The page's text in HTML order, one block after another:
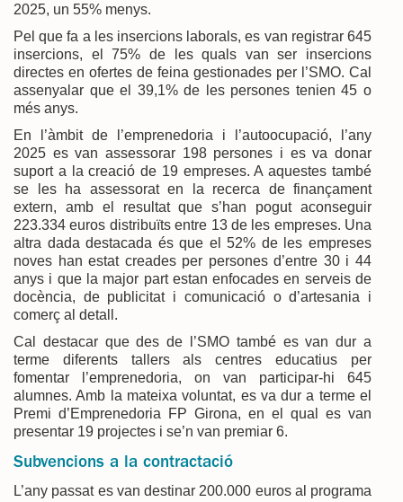
2025, un 55% menys.
Pel que fa a les insercions laborals, es van registrar 645
insercions, el 75% de les quals van ser insercions
directes en ofertes de feina gestionades per l’SMO. Cal
assenyalar que el 39,1% de les persones tenien 45 o
més anys.
En l’àmbit de l’emprenedoria i l’autoocupació, l’any
2025 es van assessorar 198 persones i es va donar
suport a la creació de 19 empreses. A aquestes també
se les ha assessorat en la recerca de finançament
extern, amb el resultat que s’han pogut aconseguir
223.334 euros distribuïts entre 13 de les empreses. Una
altra dada destacada és que el 52% de les empreses
noves han estat creades per persones d’entre 30 i 44
anys i que la major part estan enfocades en serveis de
docència, de publicitat i comunicació o d’artesania i
comerç al detall.
Cal destacar que des de l’SMO també es van dur a
terme diferents tallers als centres educatius per
fomentar l’emprenedoria, on van participar-hi 645
alumnes. Amb la mateixa voluntat, es va dur a terme el
Premi d’Emprenedoria FP Girona, en el qual es van
presentar 19 projectes i se’n van premiar 6.
Subvencions a la contractació
L’any passat es van destinar 200.000 euros al programa